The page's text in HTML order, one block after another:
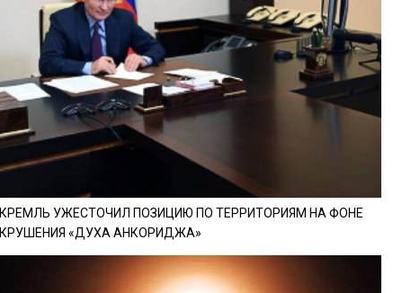
КРЕМЛЬ УЖЕСТОЧИЛ ПОЗИЦИЮ ПО ТЕРРИТОРИЯМ НА ФОНЕ
КРУШЕНИЯ «ДУХА АНКОРИДЖА»